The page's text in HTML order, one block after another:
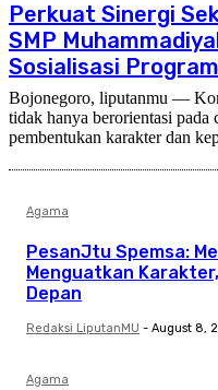
Perkuat Sinergi
SMP
Sosialisasi
Bojonegoro, liputanmu —
tidak hanya berorientasi pada
pembentukan karakter dan
Agama
PesanJtu Spemsa:
Menguatkan
Depan
Redaksi LiputanMU - August 8,
Agama